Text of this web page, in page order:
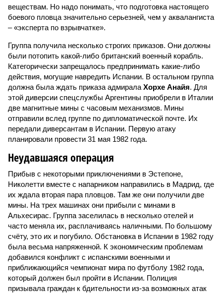
веществам. Но надо понимать, что подготовка настоящего
боевого пловца значительно серьезней, чем у аквалангиста
– «эксперта по взрывчатке».
Группа получила несколько строгих приказов. Они должны
были потопить какой-либо британский военный корабль.
Категорически запрещалось предпринимать какие-либо
действия, могущие навредить Испании. В остальном группа
должна была ждать приказа адмирала Хорхе Анайя. Для
этой диверсии спецслужбы Аргентины приобрели в Италии
две магнитные мины с часовым механизмов. Мины
отправили вслед группе по дипломатической почте. Их
передали диверсантам в Испании. Первую атаку
планировали провести 31 мая 1982 года.
Неудавшаяся операция
Прибыв с некоторыми приключениями в Эстепоне,
Николетти вместе с напарником направились в Мадрид, где
их ждала вторая пара пловцов. Там же они получили две
мины. На трех машинах они прибыли с минами в
Альхесирас. Группа заселилась в несколько отелей и
часто меняла их, расплачиваясь наличными. По большому
счёту, это их и погубило. Обстановка в Испании в 1982 году
была весьма напряженной. К экономическим проблемам
добавился конфликт с испанскими военными и
приближающийся чемпионат мира по футболу 1982 года,
который должен был пройти в Испании. Полиция
призывала граждан к бдительности из-за возможных атак